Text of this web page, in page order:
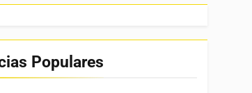
Populares